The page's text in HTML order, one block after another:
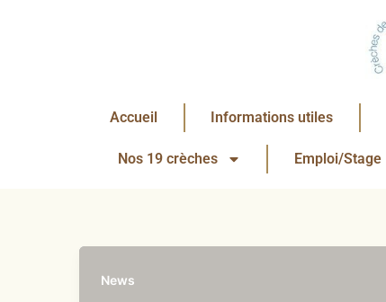
Accueil Informations utiles
Nos 19 crèches Emploi/Stage
News